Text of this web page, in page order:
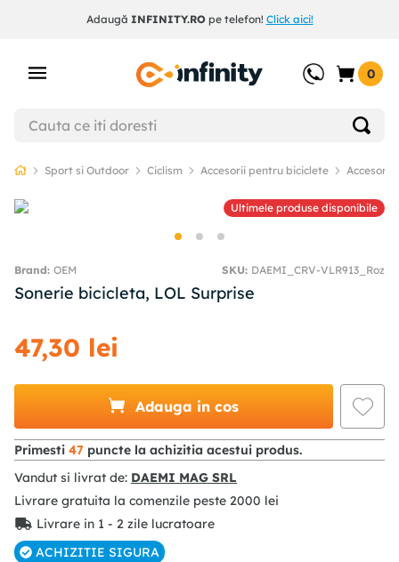
Adaugă INFINITY.ROpe telefon! Click aici!
0
Sport si Outdoor Ciclism Accesorii pentru biciclete Accesorii
Ultimele produse disponibile
OEM SKU: DAEMI_CRV-VLR913_Roz
Sonerie bicicleta, LOL Surprise
47,30 lei
Adauga in cos
Primesti 47 puncte la achizitia acestui produs.
Vandut si livrat de: DAEMI MAG SRL
Livrare gratuita la comenzile peste 2000 lei
Livrare in 1 - 2 zile lucratoare
ACHIZITIE SIGURA